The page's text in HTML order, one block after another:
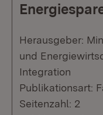
Herausgeber:
und
Integration
Publikationsart:
Seitenzahl: 2